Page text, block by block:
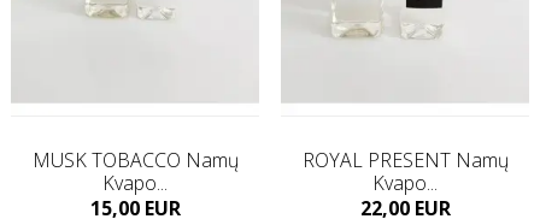
MUSK TOBACCO Namų
Kvapo...
Kaina
15,00 EUR
ROYAL PRESENT Namų
Kvapo...
Kaina
22,00 EUR